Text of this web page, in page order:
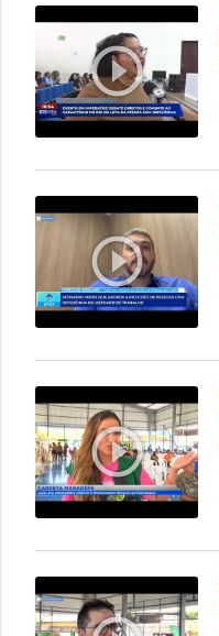
play_circle_outline
play_circle_outline
play_circle_outline